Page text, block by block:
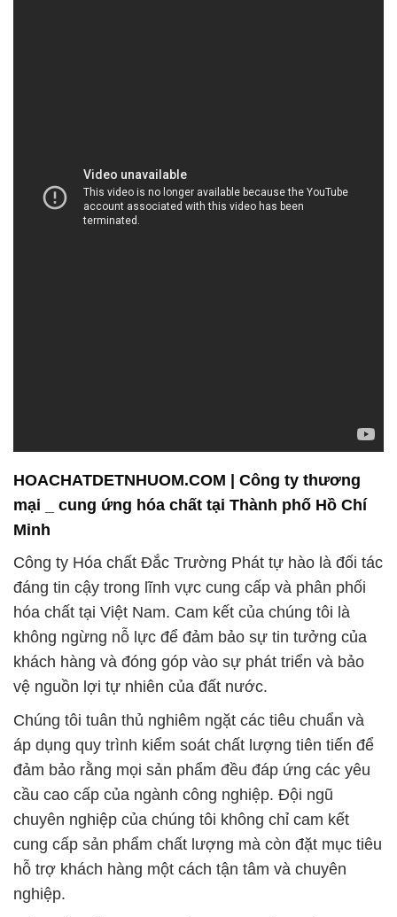
HOACHATDETNHUOM.COM | Công ty thương
mại _ cung ứng hóa chất tại Thành phố Hồ Chí
Minh
Công ty Hóa chất Đắc Trường Phát tự hào là đối tác
đáng tin cậy trong lĩnh vực cung cấp và phân phối
hóa chất tại Việt Nam. Cam kết của chúng tôi là
không ngừng nỗ lực để đảm bảo sự tin tưởng của
khách hàng và đóng góp vào sự phát triển và bảo
vệ nguồn lợi tự nhiên của đất nước.
Chúng tôi tuân thủ nghiêm ngặt các tiêu chuẩn và
áp dụng quy trình kiểm soát chất lượng tiên tiến để
đảm bảo rằng mọi sản phẩm đều đáp ứng các yêu
cầu cao cấp của ngành công nghiệp. Đội ngũ
chuyên nghiệp của chúng tôi không chỉ cam kết
cung cấp sản phẩm chất lượng mà còn đặt mục tiêu
hỗ trợ khách hàng một cách tận tâm và chuyên
nghiệp.